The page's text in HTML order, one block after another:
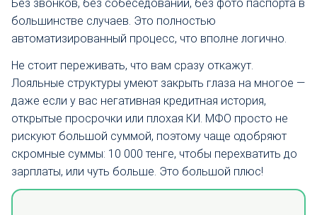
Без звонков, без собеседований, без фото паспорта в
большинстве случаев. Это полностью
автоматизированный процесс, что вполне логично.
Не стоит переживать, что вам сразу откажут.
Лояльные структуры умеют закрыть глаза на многое —
даже если у вас негативная кредитная история,
открытые просрочки или плохая КИ. МФО просто не
рискуют большой суммой, поэтому чаще одобряют
скромные суммы: 10 000 тенге, чтобы перехватить до
зарплаты, или чуть больше. Это большой плюс!